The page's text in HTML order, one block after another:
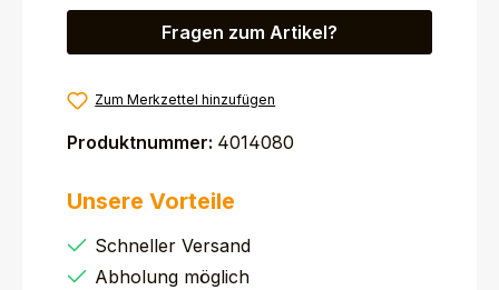
Fragen zum Artikel?
Zum Merkzettel hinzufügen
Produktnummer: 4014080
Unsere Vorteile
Schneller Versand
Abholung möglich